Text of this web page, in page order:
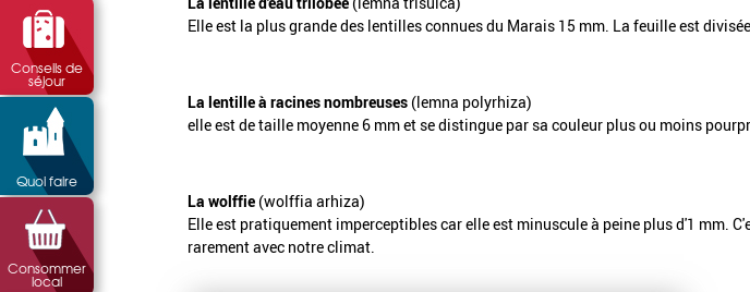
Conseils de
séjour
Quoi faire
Consommer
local
Elle est la plus grande des lentilles connues du Marais 15 mm. La feuille est
La lentille à racines nombreuses (lemna polyrhiza)
elle est de taille moyenne 6 mm et se distingue par sa couleur plus ou moins
La wolffie (wolffia arhiza)
Elle est pratiquement imperceptibles car elle est minuscule à peine plus d'1 mm.
rarement avec notre climat.